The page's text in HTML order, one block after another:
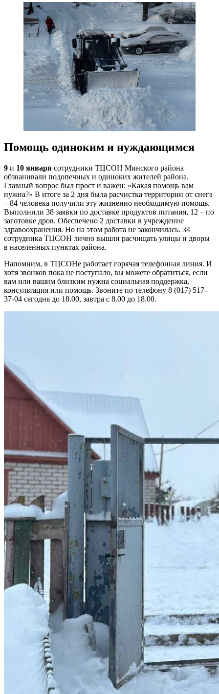
Помощь одиноким и нуждающимся
9 и 10 января сотрудники ТЦСОН Минского района
обзванивали подопечных и одиноких жителей района.
Главный вопрос был прост и важен: «Какая помощь вам
нужна?» В итоге за 2 дня была расчистка территории от снега
– 84 человека получили эту жизненно необходимую помощь.
Выполнили 38 заявки по доставке продуктов питания, 12 – по
заготовке дров. Обеспечено 2 доставки в учреждение
здравоохранения. Но на этом работа не закончилась. 34
сотрудника ТЦСОН лично вышли расчищать улицы и дворы
в населенных пунктах района.
Напомним, в ТЦСОНе работает горячая телефонная линия. И
хотя звонков пока не поступало, вы можете обратиться, если
вам или вашим близким нужна социальная поддержка,
консультация или помощь. Звоните по телефону 8 (017) 517-
37-04 сегодня до 18.00, завтра с 8.00 до 18.00.